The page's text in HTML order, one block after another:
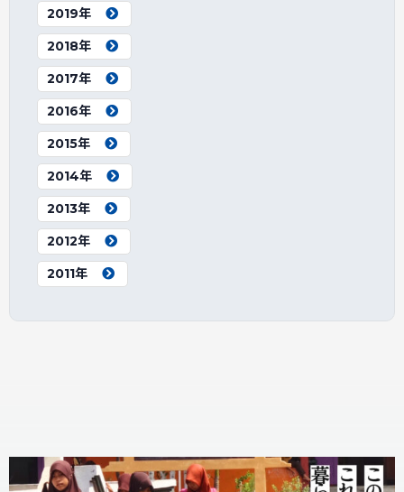
2019年
2018年
2017年
2016年
2015年
2014年
2013年
2012年
2011年